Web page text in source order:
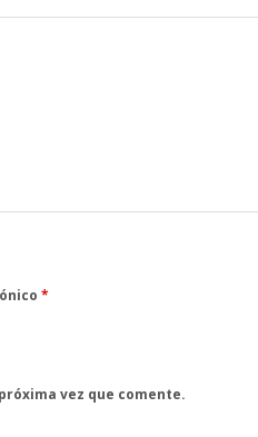
*
vez que comente.